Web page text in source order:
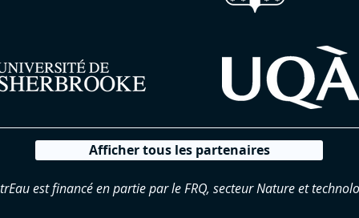
Afficher tous les partenaires
est financé en partie par le FRQ, secteur Nature et